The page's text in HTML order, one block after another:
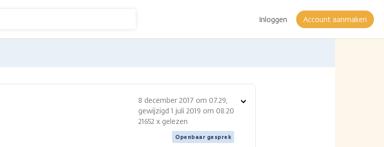
Inloggen Account aanmaken
Openbaar gesprek
8 december 2017 om 07.29,
gewijzigd 1 juli 2019 om 08.20
21652 x gelezen
Toon